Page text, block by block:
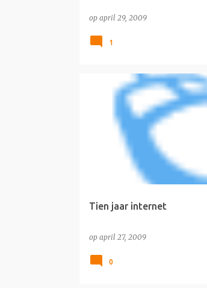
op april 29, 2009
1
Tien jaar internet
op april 27, 2009
INTERNET
0